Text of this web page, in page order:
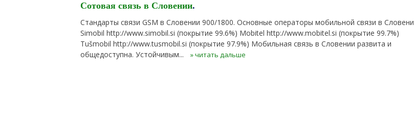
Сотовая связь в Словении.
Стандарты связи GSM в Словении 900/1800. Основные операторы мобильной связи в
Simobil http://www.simobil.si (покрытие 99.6%) Mobitel http://www.mobitel.si (покрытие 99.7%)
Tušmobil http://www.tusmobil.si (покрытие 97.9%) Мобильная связь в Словении развита и
общедоступна. Устойчивым...
» читать дальше